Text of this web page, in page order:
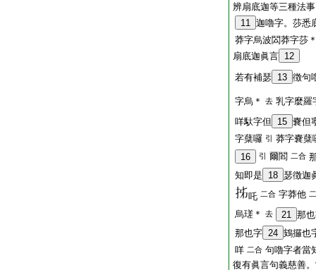
辨扇底迦等三種法
11 迦嚕字。莎悉
莽字烏波閦莽字莎
扇底迦眞言 12
若有補瑟 13 徴句
字烏＊ 去 乳字麼羅
咩馱字但
15 嚢但
字蘖囉 引 莽字嚢蘖
16
引 爾閻 二合
知即是
18 瑟徴迦
吒 二合 字莽他
烏瑳＊ 去 21 那
那也字 24 鴳攞也
咩 二合 句嚕字者當
復有眞言句義慈善